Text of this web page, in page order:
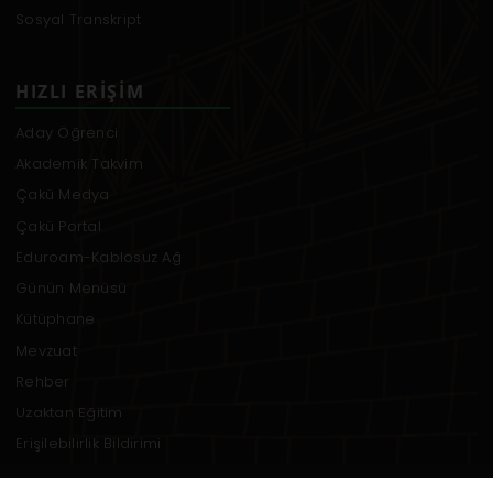
Sosyal Transkript
HIZLI ERIŞIM
Aday Öğrenci
Akademik Takvim
Çakü Medya
Çakü Portal
Eduroam-Kablosuz Ağ
Günün Menüsü
Kütüphane
Mevzuat
Rehber
Uzaktan Eğitim
Erişilebilirlik Bildirimi